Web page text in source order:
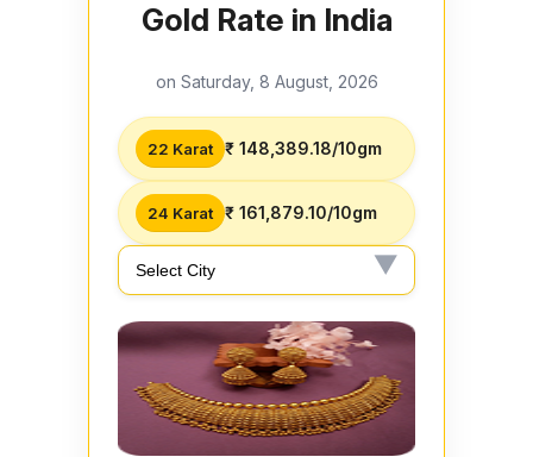
Gold Rate in India
on Saturday, 8 August, 2026
22 Karat ₹ 148,389.18/10gm
24 Karat ₹ 161,879.10/10gm